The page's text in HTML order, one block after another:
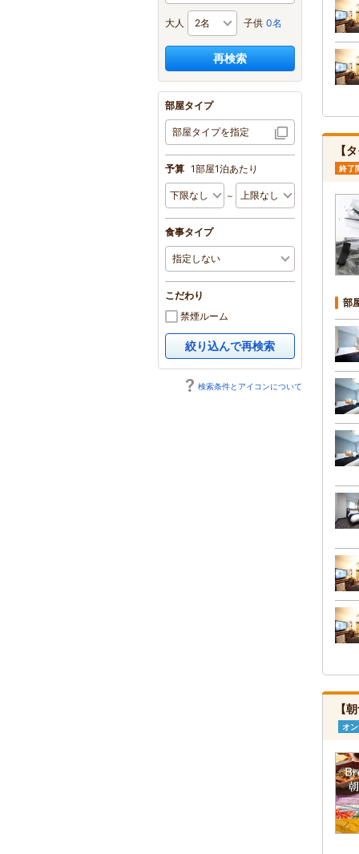
大人 子供 0名
再検索
部屋タイプ
部屋タイプを指定
予算 1部屋1泊あたり
～
食事タイプ
こだわり
禁煙ルーム
絞り込んで再検索
検索条件とアイコンについて
【
終了
部
【
オ